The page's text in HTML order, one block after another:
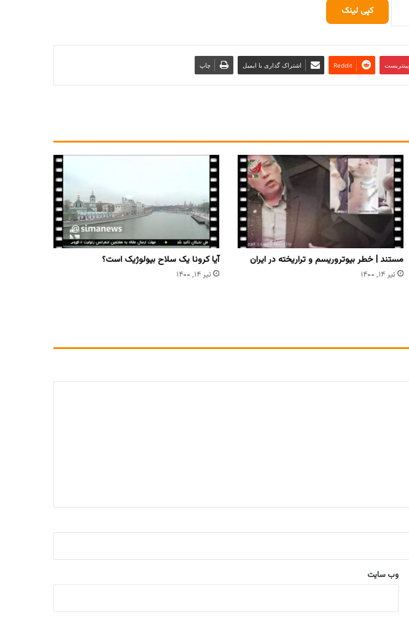
کپی لینک
پینتریست Reddit اشتراک گذاری با ایمیل چاپ
مستند | خطر بیوتروریسم و تراریخته در ایران⁦
تیر ۱۴, ۱۴۰۰
آیا کرونا یک سلاح بیولوژیک است؟
تیر ۱۴, ۱۴۰۰
وب‌ سایت